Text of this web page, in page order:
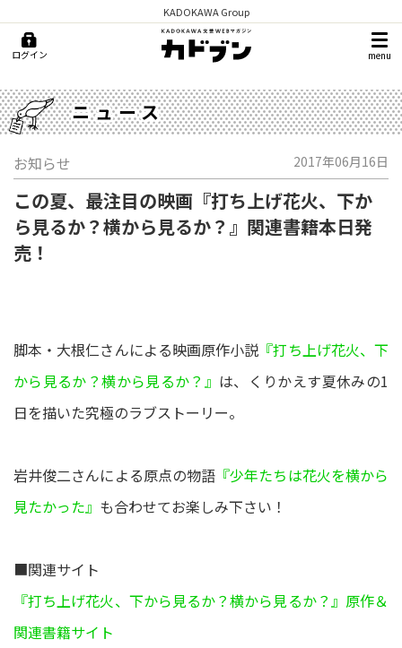
KADOKAWA Group
ログイン menu
ニュース
お知らせ 2017年06月16日
この夏、最注目の映画『打ち上げ花火、下か
ら見るか？横から見るか？』関連書籍本日発
売！
脚本・大根仁さんによる映画原作小説 『打ち上げ花火、下
から見るか？横から見るか？』 は、くりかえす夏休みの1
日を描いた究極のラブストーリー。
岩井俊二さんによる原点の物語 『少年たちは花火を横から
見たかった』 も合わせてお楽しみ下さい！
■関連サイト
『打ち上げ花火、下から見るか？横から見るか？』原作＆
関連書籍サイト